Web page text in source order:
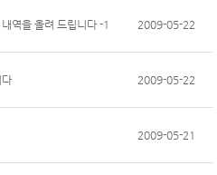
역을 올려 드립니다 -1 2009-05-22
2009-05-22
2009-05-21